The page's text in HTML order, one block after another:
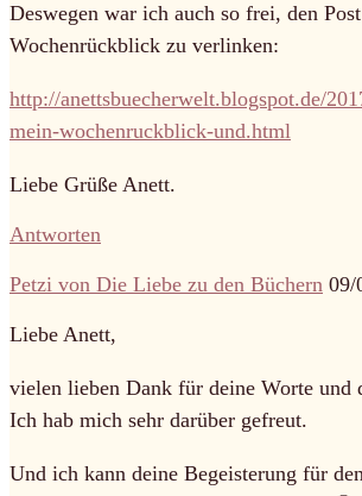
Deswegen war ich auch so frei, den
Wochenrückblick zu verlinken:
http://anettsbuecherwelt.blogspot.de/
mein-wochenruckblick-und.html
Liebe Grüße Anett.
Antworten
Petzi von Die Liebe zu den Büchern 09/
Liebe Anett,
vielen lieben Dank für deine Worte und
Ich hab mich sehr darüber gefreut.
Und ich kann deine Begeisterung für